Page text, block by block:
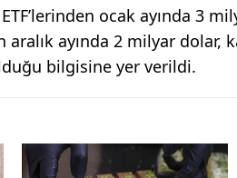
ocak ayında 3
aralık ayında 2 milyar dolar,
bilgisine yer verildi.